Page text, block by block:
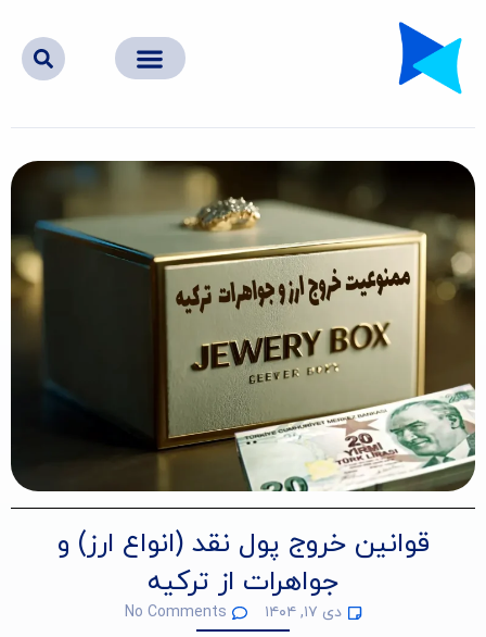
قوانین خروج پول نقد (انواع ارز) و
جواهرات از ترکیه
دی ۱۷, ۱۴۰۴ No Comments